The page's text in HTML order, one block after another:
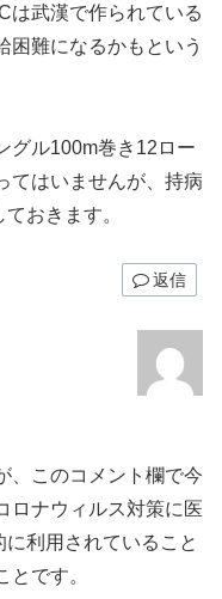
は武漢で作られている
困難になるかもという
グル100m巻き12ロー
てはいませんが、持病
おきます。
返信
、このコメント欄で今
ロナウィルス対策に医
利用されていること
です。